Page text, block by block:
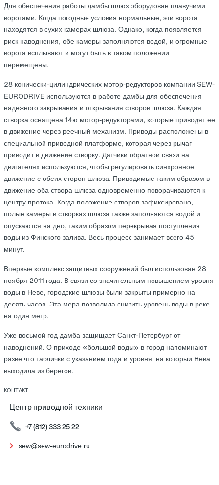
Для обеспечения работы дамбы шлюз оборудован плавучими
воротами. Когда погодные условия нормальные, эти ворота
находятся в сухих камерах шлюза. Однако, когда появляется
риск наводнения, обе камеры заполняются водой, и огромные
ворота всплывают и могут быть в таком положении
перемещены.
28 конически-цилиндрических мотор-редукторов компании SEW-
EURODRIVE используются в работе дамбы для обеспечения
надежного закрывания и открывания створов шлюза. Каждая
створка оснащена 14ю мотор-редукторами, которые приводят ее
в движение через реечный механизм. Приводы расположены в
специальной приводной платформе, которая через рычаг
приводит в движение створку. Датчики обратной связи на
двигателях используются, чтобы регулировать синхронное
движение с обеих сторон шлюза. Приводимые таким образом в
движение оба створа шлюза одновременно поворачиваются к
центру протока. Когда положение створов зафиксировано,
полые камеры в створках шлюза также заполняются водой и
опускаются на дно, таким образом перекрывая поступления
воды из Финского залива. Весь процесс занимает всего 45
минут.
Впервые комплекс защитных сооружений был использован 28
ноября 2011 года. В связи со значительным повышением уровня
воды в Неве, городские шлюзы были закрыты примерно на
десять часов. Эта мера позволила снизить уровень воды в реке
на один метр.
Уже восьмой год дамба защищает Санкт-Петербург от
наводнений. О приходе «большой воды» в город напоминают
разве что таблички с указанием года и уровня, на который Нева
выходила из берегов.
КОНТАКТ
Центр приводной техники
+7 (812) 333 25 22
sew@sew-eurodrive.ru